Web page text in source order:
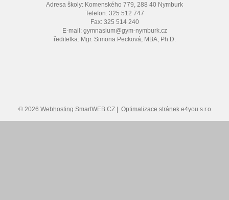
Adresa školy: Komenského 779, 288 40 Nymburk
Telefon: 325 512 747
Fax: 325 514 240
E-mail: gymnasium@gym-nymburk.cz
ředitelka: Mgr. Simona Pecková, MBA, Ph.D.
© 2026 Webhosting SmartWEB.CZ | Optimalizace stráneke4you s.r.o.